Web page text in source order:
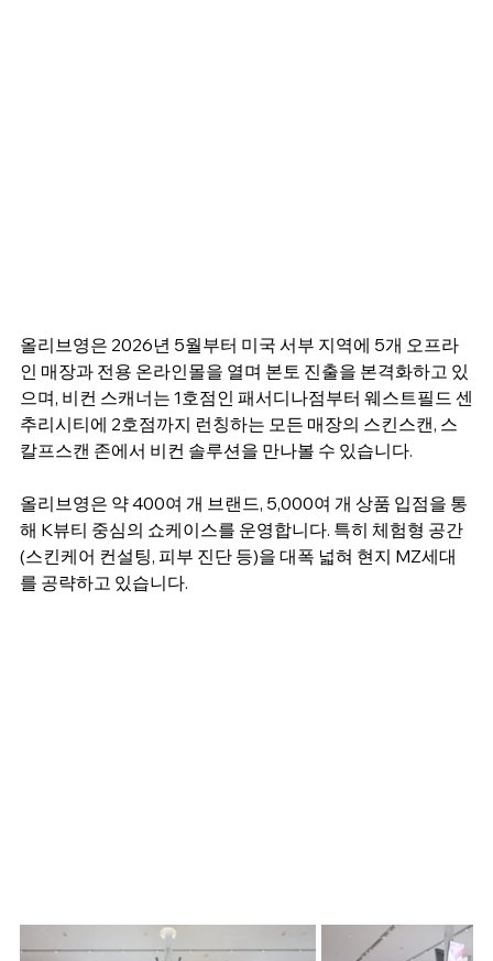
올리브영은 2026년 5월부터 미국 서부 지역에 5개 오프라
인 매장과 전용 온라인몰을 열며 본토 진출을 본격화하고 있
으며, 비컨 스캐너는 1호점인 패서디나점부터 웨스트필드 센
추리시티에 2호점까지 런칭하는 모든 매장의 스킨스캔, 스
칼프스캔 존에서 비컨 솔루션을 만나볼 수 있습니다.
올리브영은 약 400여 개 브랜드, 5,000여 개 상품 입점을 통
해 K뷰티 중심의 쇼케이스를 운영합니다. 특히 체험형 공간
(스킨케어 컨설팅, 피부 진단 등)을 대폭 넓혀 현지 MZ세대
를 공략하고 있습니다.